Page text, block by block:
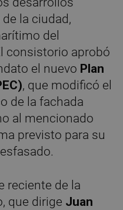
la ciudad,
del
consistorio aprobó
el nuevo Plan
, que modificó el
de la fachada
al mencionado
previsto para su
reciente de la
que dirige Juan